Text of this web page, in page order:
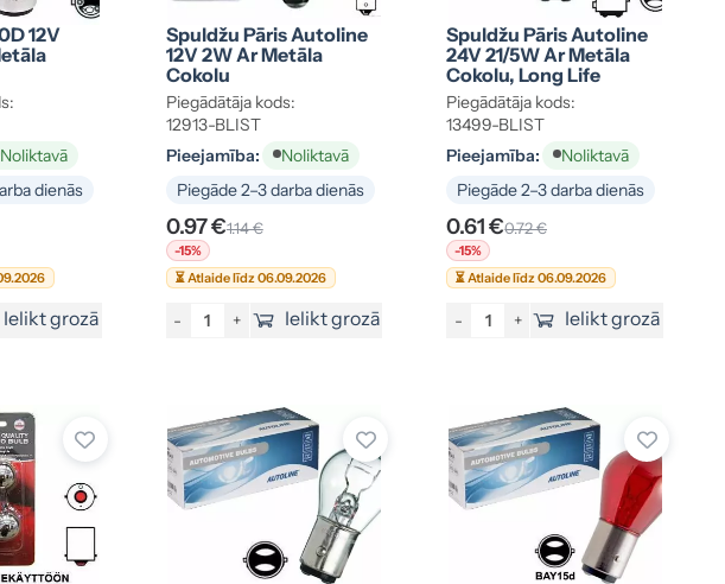
12V
Noliktavā
dienās
Ielikt grozā
Spuldžu Pāris Autoline
12V 2W Ar Metāla
Cokolu
Piegādātāja kods:
12913-BLIST
Pieejamība:
Noliktavā
Piegāde 2–3 darba dienās
0.97 €1.14 €
-15%
⏳ Atlaide līdz 06.09.2026
- + Ielikt grozā
Spuldžu Pāris Autoline
24V 21/5W Ar Metāla
Cokolu, Long Life
Piegādātāja kods:
13499-BLIST
Pieejamība:
Noliktavā
Piegāde 2–3 darba dienās
0.61 €0.72 €
-15%
⏳ Atlaide līdz 06.09.2026
- + Ielikt grozā